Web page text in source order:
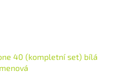
40 (kompletní set) bílá